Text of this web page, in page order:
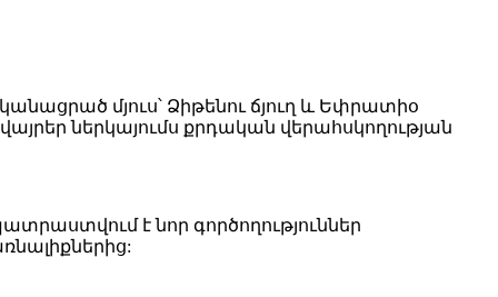
մյուս՝ Ձիթենու ճյուղ և Եփրատիօ
ներկայումս քրդական վերահսկողության
է նոր գործողություններ